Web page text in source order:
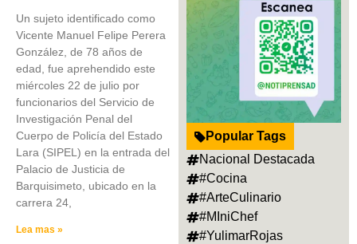
Un sujeto identificado como
Vicente Manuel Felipe Perera
González, de 78 años de
edad, fue aprehendido este
miércoles 22 de julio por
funcionarios del Servicio de
Investigación Penal del
Cuerpo de Policía del Estado
Lara (SIPEL) en la entrada del
Palacio de Justicia de
Barquisimeto, ubicado en la
carrera 24,
Lea mas »
Popular Tags
Nacional Destacada
#Cocina
#ArteCulinario
#MIniChef
#YulimarRojas